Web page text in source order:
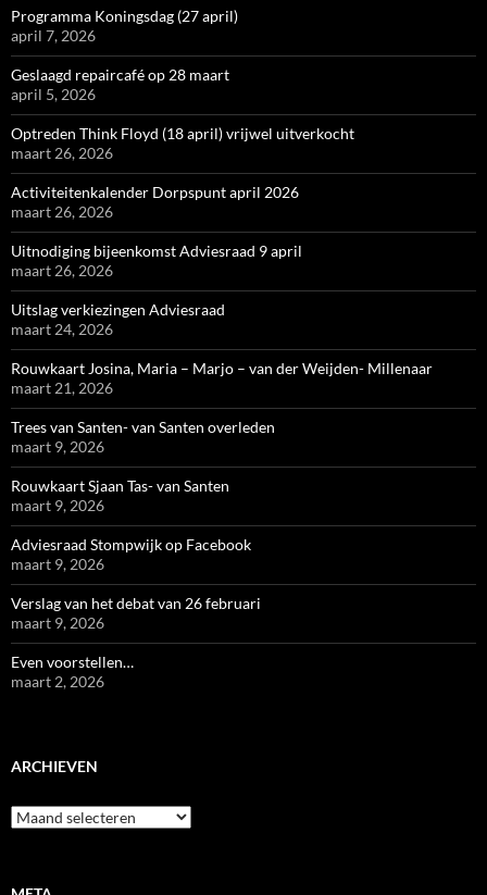
Programma Koningsdag (27 april)
april 7, 2026
Geslaagd repaircafé op 28 maart
april 5, 2026
Optreden Think Floyd (18 april) vrijwel uitverkocht
maart 26, 2026
Activiteitenkalender Dorpspunt april 2026
maart 26, 2026
Uitnodiging bijeenkomst Adviesraad 9 april
maart 26, 2026
Uitslag verkiezingen Adviesraad
maart 24, 2026
Rouwkaart Josina, Maria – Marjo – van der Weijden- Millenaar
maart 21, 2026
Trees van Santen- van Santen overleden
maart 9, 2026
Rouwkaart Sjaan Tas- van Santen
maart 9, 2026
Adviesraad Stompwijk op Facebook
maart 9, 2026
Verslag van het debat van 26 februari
maart 9, 2026
Even voorstellen…
maart 2, 2026
ARCHIEVEN
Archieven